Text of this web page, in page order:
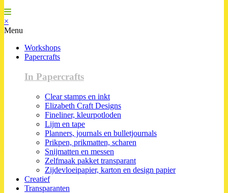
×
Menu
Workshops
Papercrafts
In Papercrafts
Clear stamps en inkt
Elizabeth Craft Designs
Fineliner, kleurpotloden
Lijm en tape
Planners, journals en bulletjournals
Prikpen, prikmatten, scharen
Snijmatten en messen
Zelfmaak pakket transparant
Zijdevloeipapier, karton en design papier
Creatief
Transparanten